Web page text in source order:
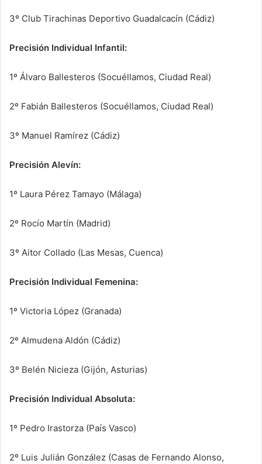
3º Club Tirachinas Deportivo Guadalcacín (Cádiz)
Precisión Individual Infantil:
1º Álvaro Ballesteros (Socuéllamos, Ciudad Real)
2º Fabián Ballesteros (Socuéllamos, Ciudad Real)
3º Manuel Ramírez (Cádiz)
Precisión Alevín:
1º Laura Pérez Tamayo (Málaga)
2º Rocío Martín (Madrid)
3º Aitor Collado (Las Mesas, Cuenca)
Precisión Individual Femenina:
1º Victoria López (Granada)
2º Almudena Aldón (Cádiz)
3º Belén Nicieza (Gijón, Asturias)
Precisión Individual Absoluta:
1º Pedro Irastorza (País Vasco)
2º Luis Julián González (Casas de Fernando Alonso,